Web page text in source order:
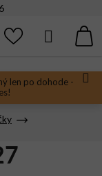
len po dohode -
Hľadať